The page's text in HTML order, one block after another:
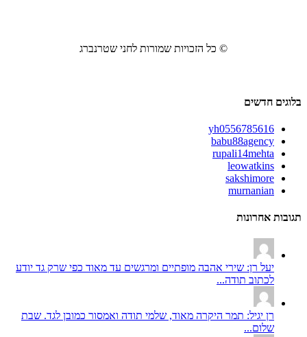
© כל הזכויות שמורות לחני שטרנברג
בלוגים חדשים
yh0556785616
babu88agency
rupali14mehta
leowatkins
sakshimore
murnanian
תגובות אחרונות
יעל רן: שירי אהבה מופתיים ומרגשים עד מאוד כפי שרק גד יודע
לכתוב תודה...
רן יגיל: תמר היקרה מאוד, שלמי תודה ואמסור כמובן לגד. שבת
שלום...